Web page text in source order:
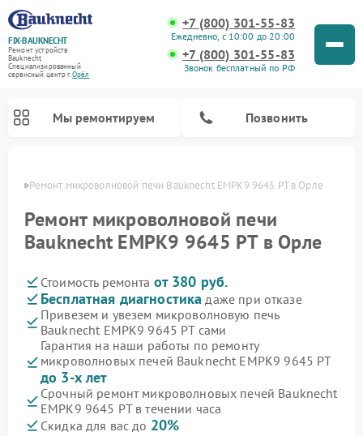
FIX-BAUKNECHT
Ремонт устройств
Bauknecht
Специализированный
cервисный центр г.Орёл
+7 (800) 301-55-83
Ежедневно, с 10:00 до 20:00
+7 (800) 301-55-83
Звонок бесплатный по РФ
Мы ремонтируем Позвонить
Ремонт микроволновой печи Bauknecht EMPK9 9645 PT в Орле
Ремонт микроволновой печи
Bauknecht EMPK9 9645 PT в Орле
Стоимость ремонта от 380 руб.
Бесплатная диагностика даже при отказе
Привезем и увезем микроволновую печь
Bauknecht EMPK9 9645 PT сами
Гарантия на наши работы по ремонту
микроволновых печей Bauknecht EMPK9 9645 PT
до 3-х лет
Срочный ремонт микроволновых печей Bauknecht
EMPK9 9645 PT в течении часа
Скидка для вас до 20%